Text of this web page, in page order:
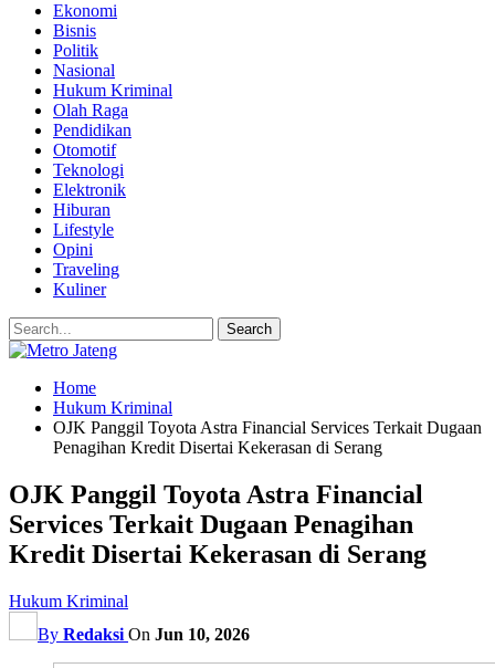
Ekonomi
Bisnis
Politik
Nasional
Hukum Kriminal
Olah Raga
Pendidikan
Otomotif
Teknologi
Elektronik
Hiburan
Lifestyle
Opini
Traveling
Kuliner
Home
Hukum Kriminal
OJK Panggil Toyota Astra Financial Services Terkait Dugaan
Penagihan Kredit Disertai Kekerasan di Serang
OJK Panggil Toyota Astra Financial
Services Terkait Dugaan Penagihan
Kredit Disertai Kekerasan di Serang
Hukum Kriminal
By Redaksi On Jun 10, 2026